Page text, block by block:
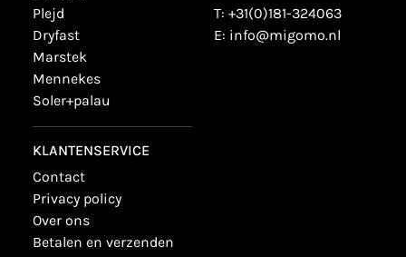
plejd
dryfast
marstek
mennekes
soler+palau
KLANTENSERVICE
contact
privacy policy
over ons
betalen en verzenden
T: +31(0)181-324063
E: info@migomo.nl